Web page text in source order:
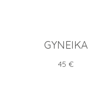
GYNEIKA
Prix
45 €